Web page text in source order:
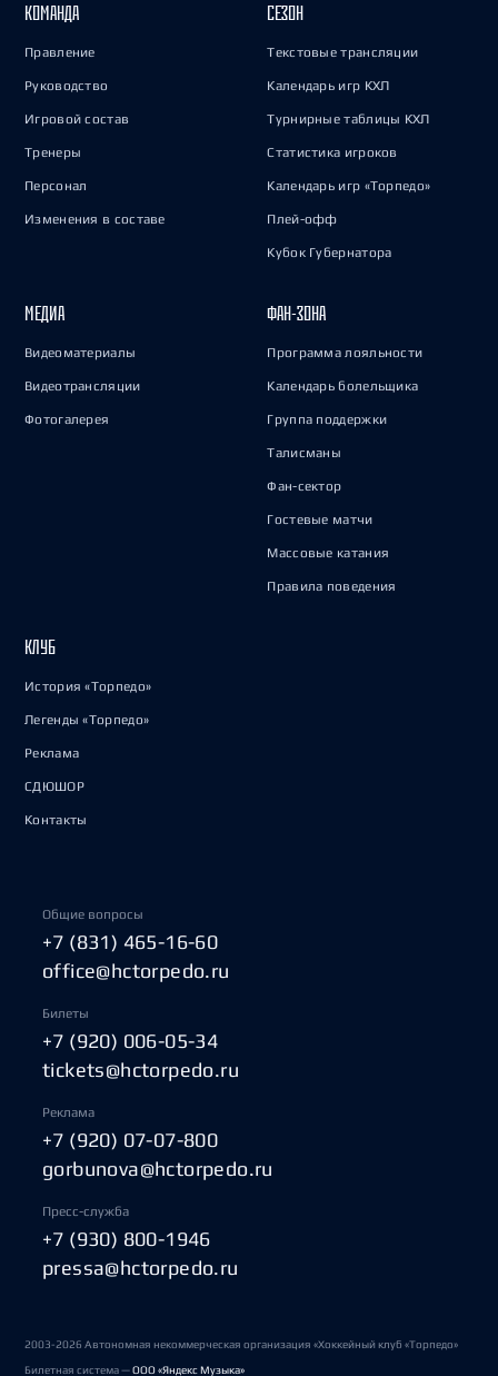
КОМАНДА
Правление
Руководство
Игровой состав
Тренеры
Персонал
Изменения в составе
СЕЗОН
Текстовые трансляции
Календарь игр КХЛ
Турнирные таблицы КХЛ
Статистика игроков
Календарь игр «Торпедо»
Плей-офф
Кубок Губернатора
МЕДИА
Видеоматериалы
Видеотрансляции
Фотогалерея
ФАН-ЗОНА
Программа лояльности
Календарь болельщика
Группа поддержки
Талисманы
Фан-сектор
Гостевые матчи
Массовые катания
Правила поведения
КЛУБ
История «Торпедо»
Легенды «Торпедо»
Реклама
СДЮШОР
Контакты
Общие вопросы
+7 (831) 465-16-60
office@hctorpedo.ru
Билеты
+7 (920) 006-05-34
tickets@hctorpedo.ru
Реклама
+7 (920) 07-07-800
gorbunova@hctorpedo.ru
Пресс-служба
+7 (930) 800-1946
pressa@hctorpedo.ru
2003-2026 Автономная некоммерческая организация «Хоккейный клуб «Торпедо»
Билетная система —ООО «Яндекс Музыка»